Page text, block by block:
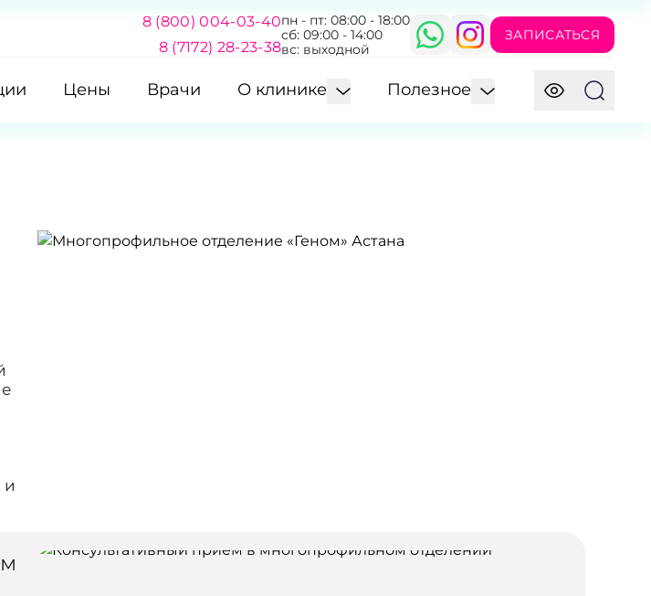
8 (800) 004-03-40
8 (7172) 28-23-38
пн - пт: 08:00 - 18:00
сб: 09:00 - 14:00
вс: выходной
ЗАПИСАТЬСЯ
Цены Врачи О клинике Полезное
и